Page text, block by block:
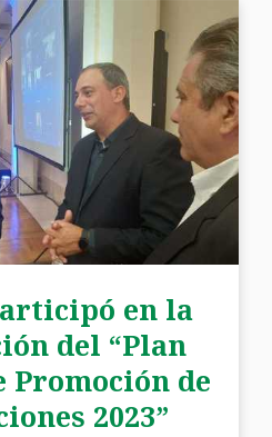
en la
del “Plan
Promoción de
2023”